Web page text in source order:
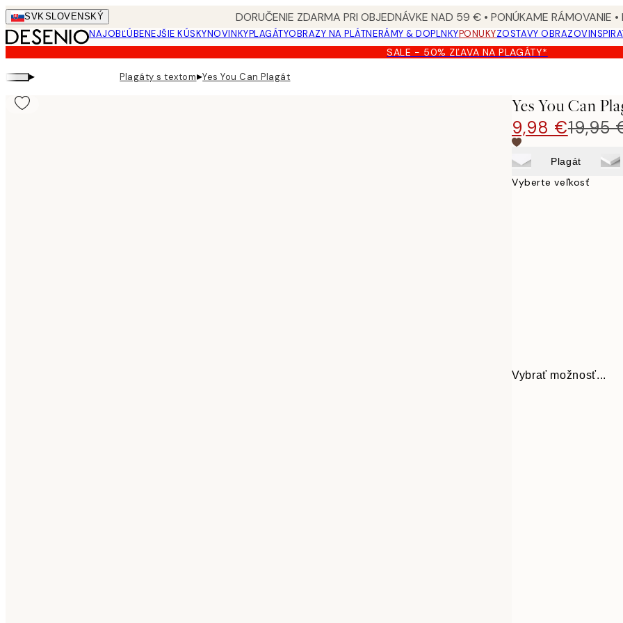
Skip
to
main
content.
SVKSLOVENSKÝ DORUČENIE ZDARMA PRI OBJEDNÁVKE NAD 59 € • PONÚKAME RÁMOVANIE
NAJOBĽÚBENEJŠIE KÚSKYNOVINKYPLAGÁTYOBRAZY NA PLÁTNERÁMY & DOPLNKYPONUKYZOSTAVY OBRAZOV
SALE - 50% ZĽAVA NA PLAGÁTY*
▸ Plagáty s textom▸Yes You Can Plagát
Yes You Can
9,98 €19,95
Plagát
Vyberte veľkosť
Vybrať možnosť...